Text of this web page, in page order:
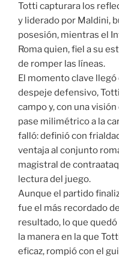
Totti capturara los
y liderado por Maldini,
posesión, mientras el
Roma quien, fiel a su
de romper las líneas.
El momento clave llegó
despeje defensivo,
campo y, con una
pase milimétrico a la
falló: definió con
ventaja al conjunto
magistral de
lectura del juego.
Aunque el partido
fue el más recordado
resultado, lo que
la manera en la que
eficaz, rompió con el